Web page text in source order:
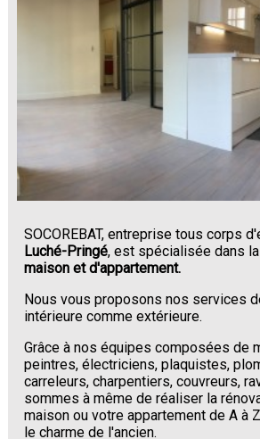
SOCOREBAT, entreprise tous corps
Luché-Pringé, est spécialisée dans
maison et d'appartement.
Nous vous proposons nos services
intérieure comme extérieure.
Grâce à nos équipes composées de
peintres, électriciens, plaquistes,
carreleurs, charpentiers, couvreurs,
sommes à même de réaliser la
maison ou votre appartement de A à
le charme de l'ancien.